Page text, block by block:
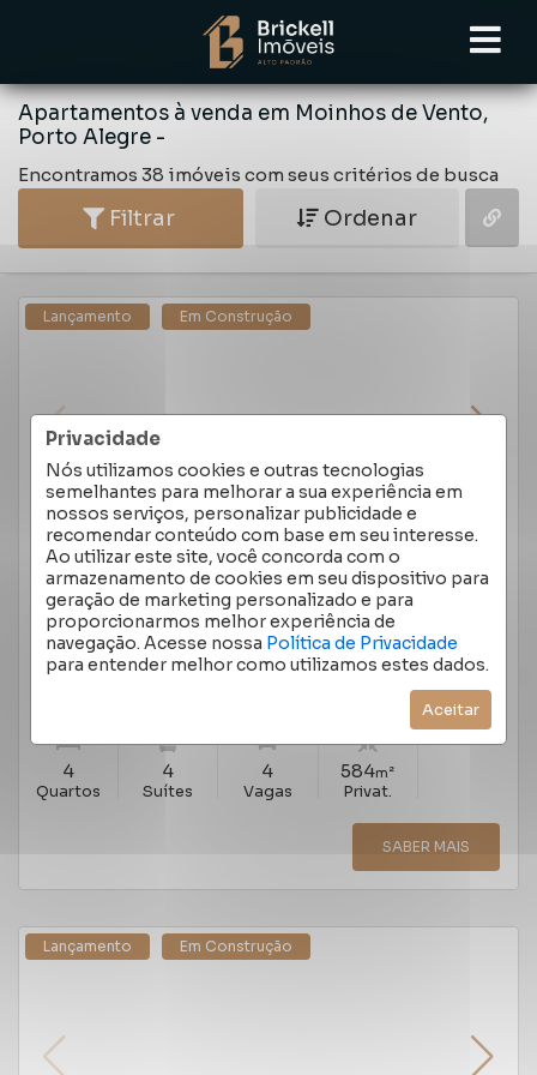
Privacidade
Nós utilizamos cookies e outras tecnologias
semelhantes para melhorar a sua experiência em
nossos serviços, personalizar publicidade e
recomendar conteúdo com base em seu interesse.
Ao utilizar este site, você concorda com o
armazenamento de cookies em seu dispositivo para
geração de marketing personalizado e para
proporcionarmos melhor experiência de
navegação. Acesse nossa Política de Privacidade
para entender melhor como utilizamos estes dados.
Aceitar
Apartamentos à venda em Moinhos de Vento,
Porto Alegre -
Encontramos 38 imóveis com seus critérios de busca
Filtrar Ordenar
Lançamento Em Construção
APARTAMENTO 4 QUARTOS MOINHOS DE VENTO
584M²
RUA HILÁRIO RIBEIRO, MOINHOS DE VENTO -
PORTO ALEGRE/RS
Cód.:5922
Venda
R$ 16.216.368,70
4
Quartos
4
Suítes
4
Vagas
584m²
Privat.
SABER MAIS
Lançamento Em Construção